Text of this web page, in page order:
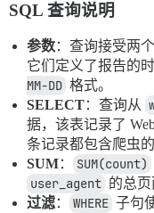
SQL 查询说明
参数：查询接受两
它们定义了报告的
MM-DD 格式。
SELECT：查询从
据，该表记录了
条记录都包含爬虫的
SUM： SUM(count)
user_agent 的总页
过滤： WHERE 子句